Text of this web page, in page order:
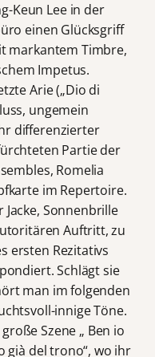
Keun Lee in der
einen Glücksgriff
markantem Timbre,
Impetus.
Arie („Dio di
ungemein
differenzierter
Partie der
Romelia
im Repertoire.
Sonnenbrille
Auftritt, zu
ersten Rezitativs
Schlägt sie
man im folgenden
innige Töne.
Szene „ Ben io
già del trono“, wo ihr